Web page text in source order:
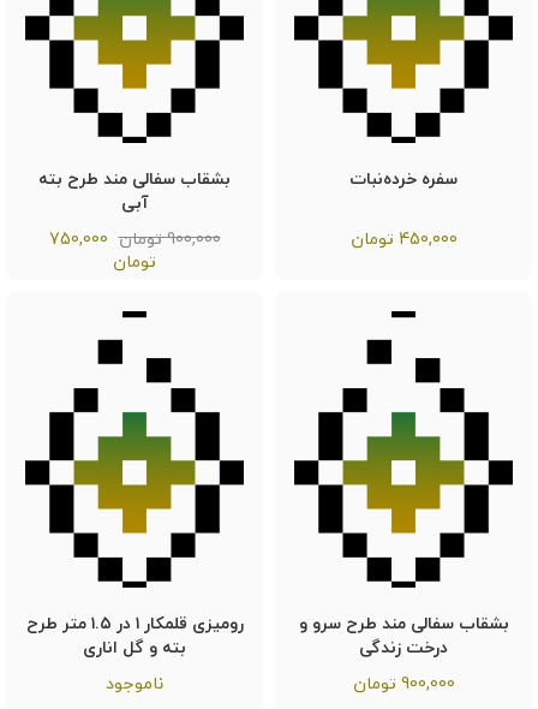
سفره خرده‌نبات
450,000 تومان
بشقاب سفالی مند طرح بته
آبی
900,000 تومان
750,000
تومان
بشقاب سفالی مند طرح سرو و
درخت زندگی
900,000 تومان
رومیزی قلمکار ۱ در ۱.۵ متر طرح
بته و گل اناری
ناموجود